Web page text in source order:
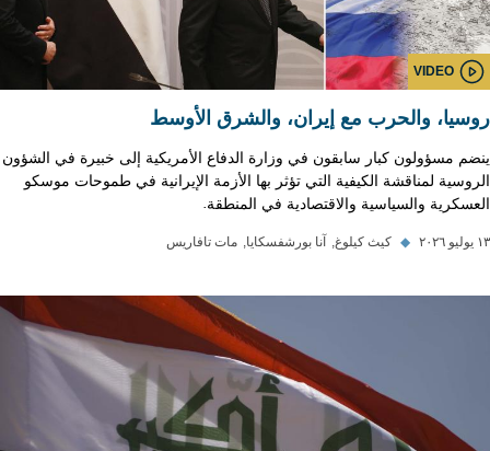
VIDEO
روسيا، والحرب مع إيران، والشرق الأوسط
ينضم مسؤولون كبار سابقون في وزارة الدفاع الأمريكية إلى خبيرة في الشؤون
الروسية لمناقشة الكيفية التي تؤثر بها الأزمة الإيرانية في طموحات موسكو
العسكرية والسياسية والاقتصادية في المنطقة.
١٣ يوليو ٢٠٢٦ ◆ كيث كيلوغ آنا بورشفسكايا مات تافاريس